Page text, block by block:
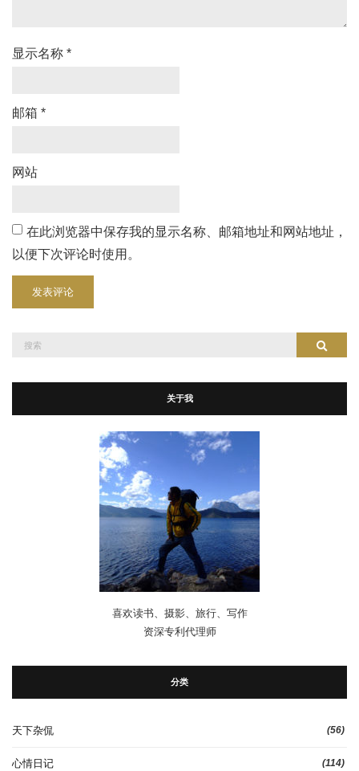
显示名称 *
邮箱 *
网站
在此浏览器中保存我的显示名称、邮箱地址和网站地址，
以便下次评论时使用。
搜索
关于我
喜欢读书、摄影、旅行、写作
资深专利代理师
分类
天下杂侃 (56)
心情日记 (114)